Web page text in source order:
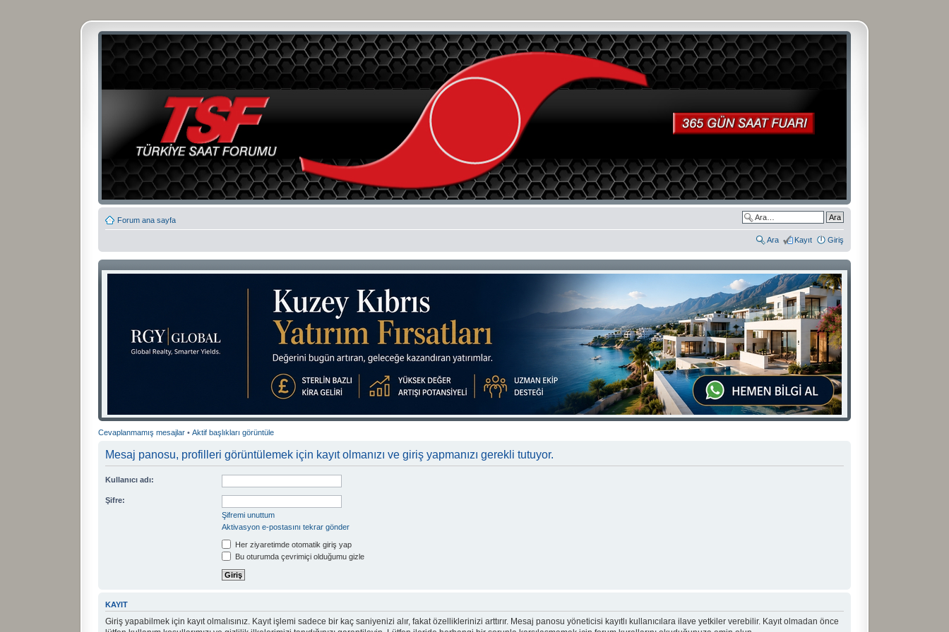
Forum ana sayfa
Ara Kayıt Giriş
Cevaplanmamış mesajlar • Aktif başlıkları görüntüle
Mesaj panosu, profilleri görüntülemek için kayıt olmanızı ve giriş yapmanızı gerekli tutuyor.
Kullanıcı adı:
Şifre:
Şifremi unuttum
Aktivasyon e-postasını tekrar gönder
Her ziyaretimde otomatik giriş yap
Bu oturumda çevrimiçi olduğumu gizle
KAYIT
Giriş yapabilmek için kayıt olmalısınız. Kayıt işlemi sadece bir kaç saniyenizi alır, fakat özelliklerinizi arttırır. Mesaj panosu yöneticisi kayıtlı kullanıcılara ilave yetkiler verebilir. Kayıt olmadan önce